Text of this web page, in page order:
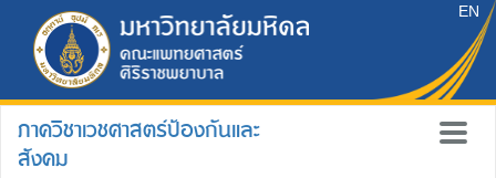
EN
ภาควิชาเวชศาสตร์ป้องกันและ
สังคม